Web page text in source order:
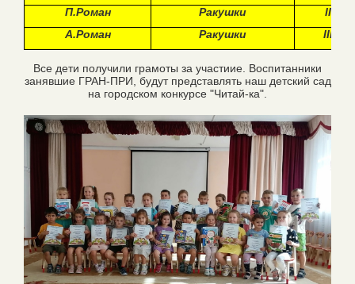
П.Роман
Ракушки
II
А.Роман
Ракушки III
Все дети получили грамоты за участиие. Воспитанники
занявшие ГРАН-ПРИ, будут представлять наш детский сад
на городском конкурсе "Читай-ка".